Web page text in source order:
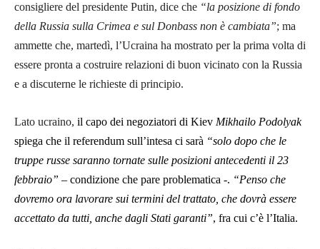
consigliere del presidente Putin, dice che “la posizione di fondo
della Russia sulla Crimea e sul Donbass non è cambiata”; ma
ammette che, martedì, l’Ucraina ha mostrato per la prima volta di
essere pronta a costruire relazioni di buon vicinato con la Russia
e a discuterne le richieste di principio.
Lato ucraino, il capo dei negoziatori di Kiev Mikhailo Podolyak
spiega che il referendum sull’intesa ci sarà “solo dopo che le
truppe russe saranno tornate sulle posizioni antecedenti il 23
febbraio” – condizione che pare problematica -. “Penso che
dovremo ora lavorare sui termini del trattato, che dovrà essere
accettato da tutti, anche dagli Stati garanti”, fra cui c’è l’Italia.